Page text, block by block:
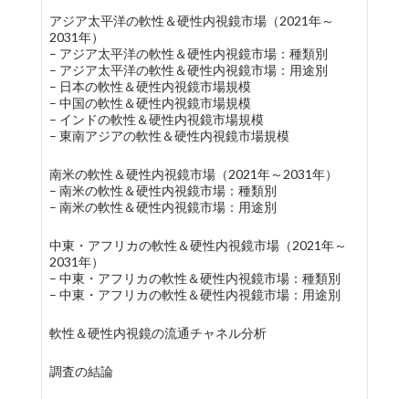
アジア太平洋の軟性＆硬性内視鏡市場（2021年～
2031年）
– アジア太平洋の軟性＆硬性内視鏡市場：種類別
– アジア太平洋の軟性＆硬性内視鏡市場：用途別
– 日本の軟性＆硬性内視鏡市場規模
– 中国の軟性＆硬性内視鏡市場規模
– インドの軟性＆硬性内視鏡市場規模
– 東南アジアの軟性＆硬性内視鏡市場規模
南米の軟性＆硬性内視鏡市場（2021年～2031年）
– 南米の軟性＆硬性内視鏡市場：種類別
– 南米の軟性＆硬性内視鏡市場：用途別
中東・アフリカの軟性＆硬性内視鏡市場（2021年～
2031年）
– 中東・アフリカの軟性＆硬性内視鏡市場：種類別
– 中東・アフリカの軟性＆硬性内視鏡市場：用途別
軟性＆硬性内視鏡の流通チャネル分析
調査の結論